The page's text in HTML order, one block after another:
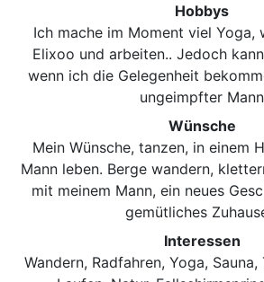
Hobbys
Ich mache im Moment viel Yoga,
Elixoo und arbeiten.. Jedoch
wenn ich die Gelegenheit
ungeimpfter Mann
Wünsche
Mein Wünsche, tanzen, in einem
Mann leben. Berge wandern,
mit meinem Mann, ein neues
gemütliches
Interessen
Wandern, Radfahren, Yoga, Sauna,